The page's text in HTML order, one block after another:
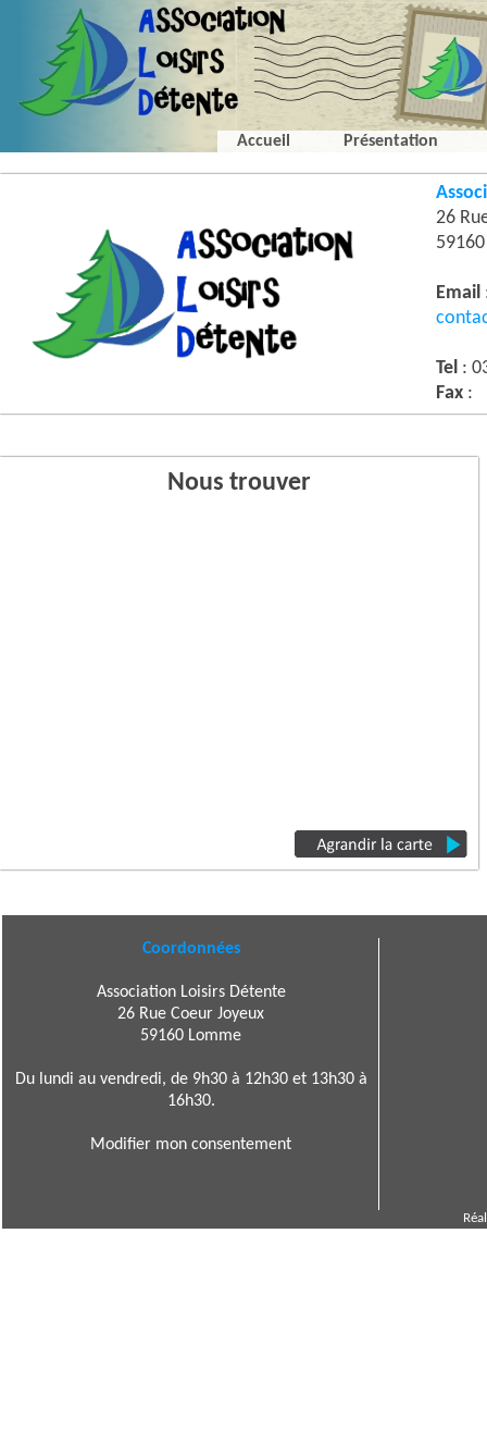
Accueil Présentation
26
Email
Tel :
Fax :
Nous trouver
Coordonnées
Association Loisirs Détente
26 Rue Coeur Joyeux
59160 Lomme
Du lundi au vendredi, de 9h30 à 12h30 et 13h30 à
16h30.
Modifier mon consentement